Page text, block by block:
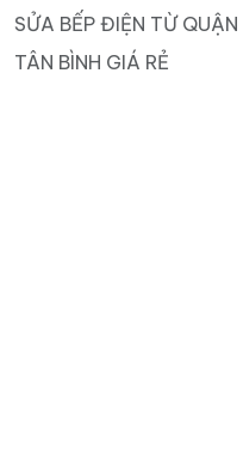
SỬA BẾP ĐIỆN TỪ QUẬN
TÂN BÌNH GIÁ RẺ